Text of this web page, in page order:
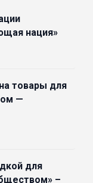
нация»
товары для
—
для
–